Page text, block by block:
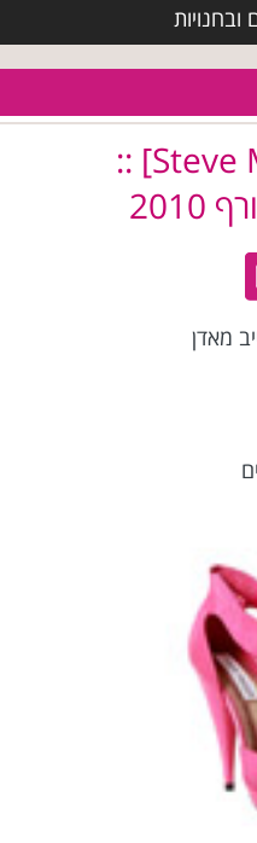
ובחנויות
סטיב מיידן [Steve Madden] ::
מאדן